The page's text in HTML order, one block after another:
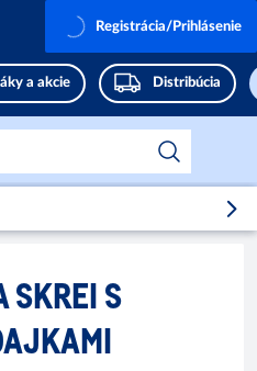
a akcie Distribúcia
Registrácia/Prihlásenie
SKREI S